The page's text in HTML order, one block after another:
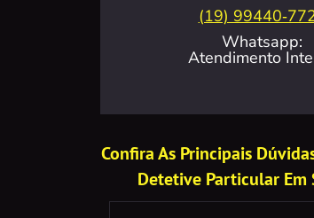
(19)
Whatsapp:
Atendimento
Confira As Principais
Detetive Particular Em